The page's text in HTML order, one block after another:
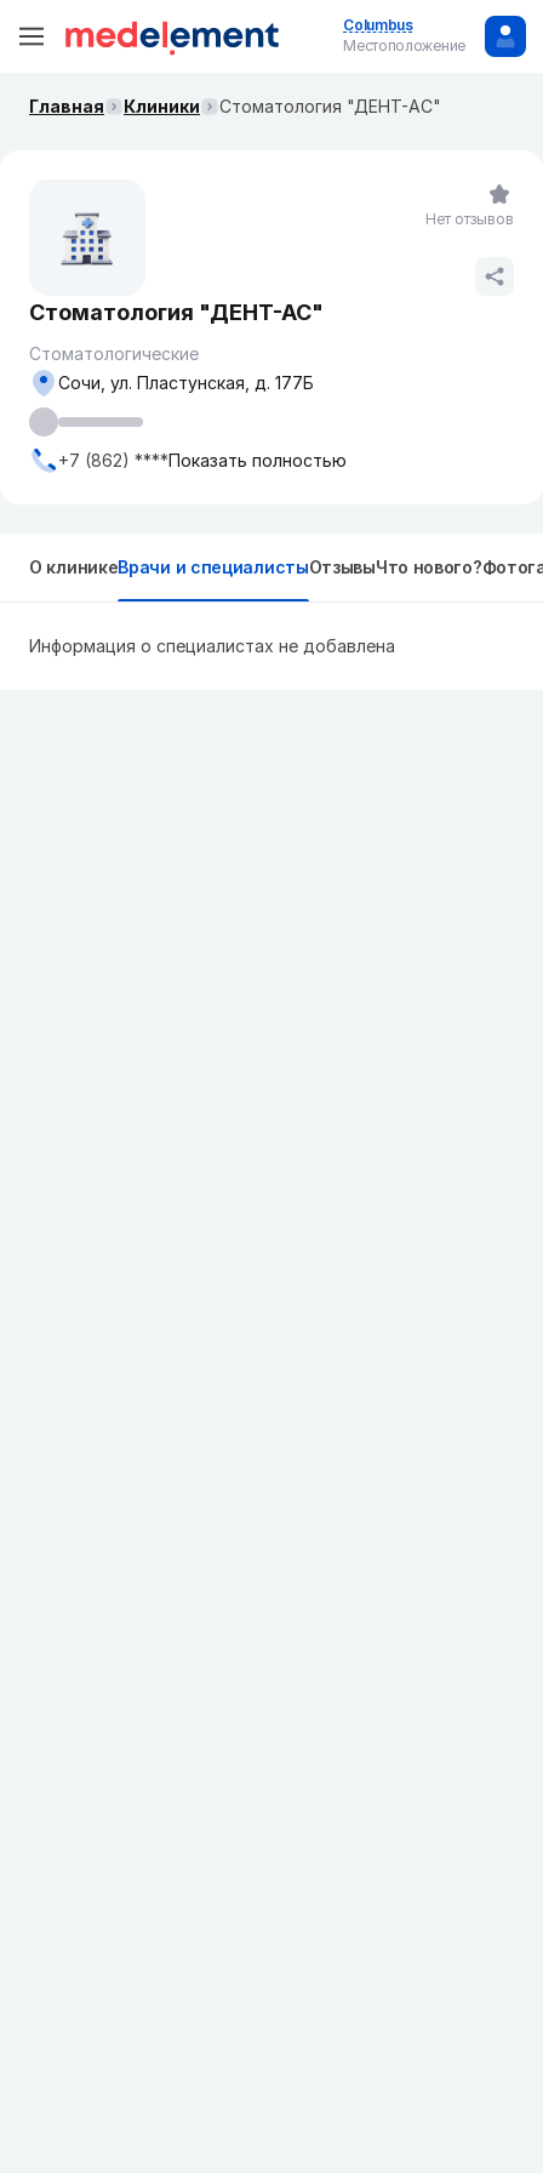
Columbus
Местоположение
Главная Клиники Стоматология "ДЕНТ-АС"
Стоматология "ДЕНТ-АС"
Стоматологические
Сочи, ул. Пластунская, д. 177Б
+7 (862) ****Показать полностью
Нет отзывов
О клиникеВрачи и специалистыОтзывыЧто нового?
Информация о специалистах не добавлена